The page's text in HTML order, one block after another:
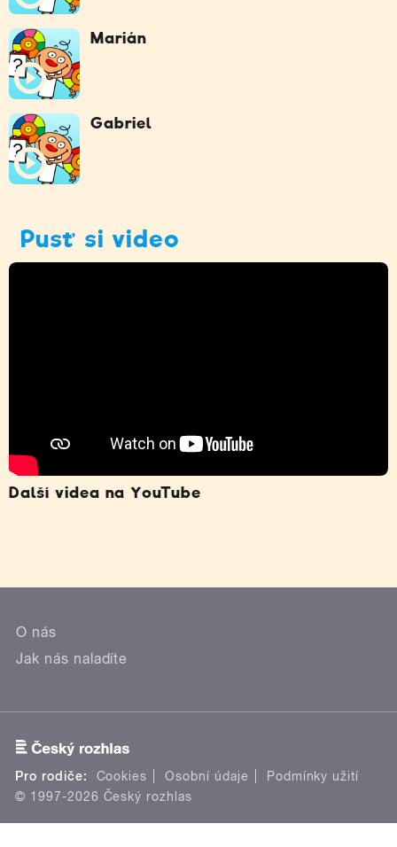
Marián
Gabriel
Pusť si video
Další videa na YouTube
O nás
Jak nás naladíte
Pro rodiče: Cookies Osobní údaje
Podmínky užití
© 1997-2026 Český rozhlas